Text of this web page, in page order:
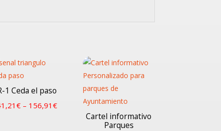
1 Ceda el paso
€ – 156,91€
Cartel informativo
Parques